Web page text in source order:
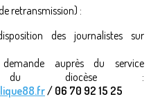
retransmission) :
des journalistes sur
auprès du service
du diocèse :
/ 06 70 92 15 25